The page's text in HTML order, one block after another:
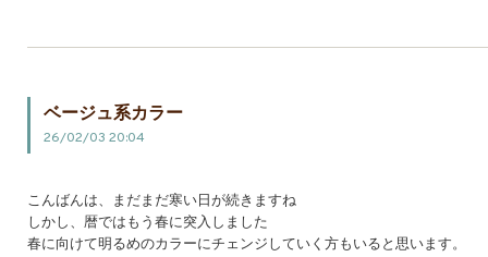
ベージュ系カラー
26/02/03 20:04
こんばんは、まだまだ寒い日が続きますね
しかし、暦ではもう春に突入しました
春に向けて明るめのカラーにチェンジしていく方もいると思います。